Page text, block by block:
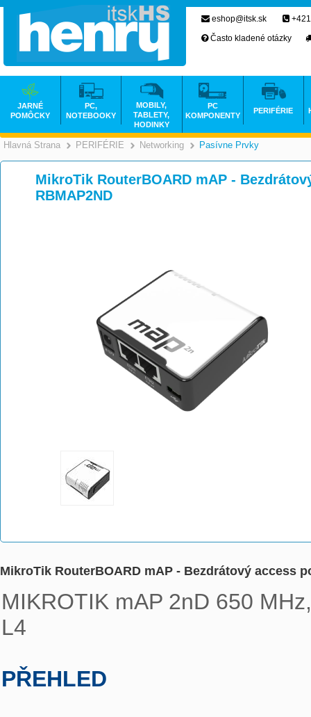
Hlavná Strana >
PERIFÉRIE >
Networking >
Pasívne Prvky
MikroTik RouterBOARD mAP -
RBMAP2ND
MikroTik RouterBOARD mAP - Bezdrátový access
MIKROTIK mAP 2nD 650
L4
PŘEHLED
eshop@itsk.sk
Často kladené otázky
JARNÉ
POMÔCKY
PC,
NOTEBOOKY
MOBILY,
TABLETY,
HODINKY
PC
KOMPONENTY
PERIFÉRIE